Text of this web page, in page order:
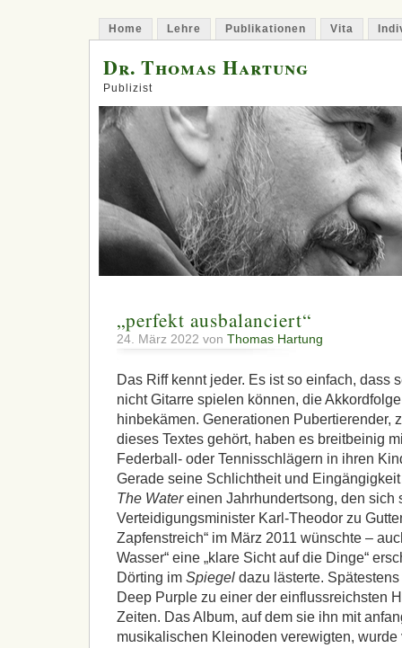
Home Lehre Publikationen Vita
Dr. Thomas Hartung
Publizist
„perfekt ausbalanciert“
24. März 2022 von Thomas Hartung
Das Riff kennt jeder. Es ist so einfach, dass
nicht Gitarre spielen können, die
hinbekämen. Generationen Pubertierender,
dieses Textes gehört, haben es breitbeinig
Federball- oder Tennisschlägern in ihren
Gerade seine Schlichtheit und
The Watereinen Jahrhundertsong, den sich
Verteidigungsminister Karl-Theodor zu
Zapfenstreich“ im März 2011 wünschte –
Wasser“ eine „klare Sicht auf die Dinge“
Dörting im Spiegel dazu lästerte.
Deep Purple zu einer der einflussreichsten
Zeiten. Das Album, auf dem sie ihn mit
musikalischen Kleinoden verewigten, wurde